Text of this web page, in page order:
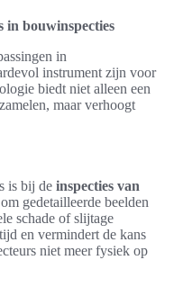
in bouwinspecties
in
instrument zijn voor
biedt niet alleen een
maar verhoogt
is bij de inspecties van
gedetailleerde beelden
schade of slijtage
en vermindert de kans
niet meer fysiek op